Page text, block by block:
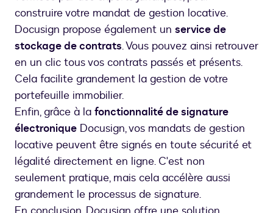
construire votre mandat de gestion locative.
Docusign propose également un service de
stockage de contrats. Vous pouvez ainsi retrouver
en un clic tous vos contrats passés et présents.
Cela facilite grandement la gestion de votre
portefeuille immobilier.
Enfin, grâce à la fonctionnalité de signature
électronique Docusign, vos mandats de gestion
locative peuvent être signés en toute sécurité et
légalité directement en ligne. C'est non
seulement pratique, mais cela accélère aussi
grandement le processus de signature.